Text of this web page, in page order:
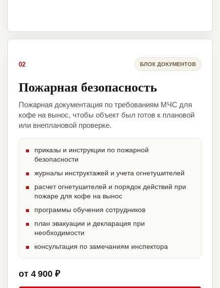
02 БЛОК ДОКУМЕНТОВ
Пожарная безопасность
Пожарная документация по требованиям МЧС для
кофе на вынос, чтобы объект был готов к плановой
или внеплановой проверке.
приказы и инструкции по пожарной
безопасности
журналы инструктажей и учета огнетушителей
расчет огнетушителей и порядок действий при
пожаре для кофе на вынос
программы обучения сотрудников
план эвакуации и декларация при
необходимости
консультация по замечаниям инспектора
от 4 900 ₽